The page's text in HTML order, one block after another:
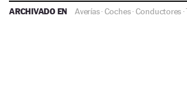
ARCHIVADO EN Averías·Coches·Conductores ·